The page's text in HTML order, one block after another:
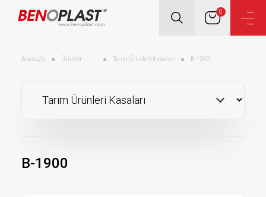
0
Anasayfa Ürünler Tarım Ürünleri Kasaları B-1900
B-1900